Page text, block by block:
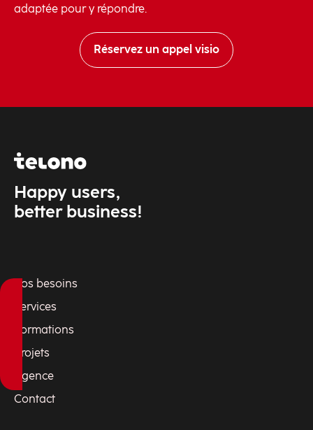
adaptée pour y répondre.
Réservez un appel visio
Happy users,
better business!
Vos besoins
Services
Formations
Projets
Agence
Contact